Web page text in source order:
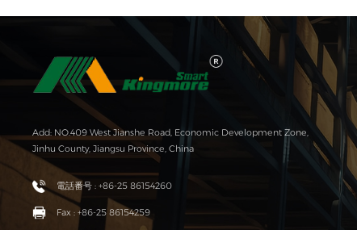
Add: NO.409 West Jianshe Road, Economic Development Zone,
Jinhu County, Jiangsu Province, China
電話番号 : +86-25 86154260
Fax : +86-25 86154259